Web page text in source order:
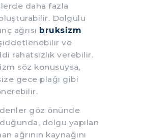
daha fazla
oluşturabilir. Dolgulu
ağrısı bruksizm
ve
rahatsızlık verebilir.
söz konusuysa,
gece plağı gibi
göz önünde
dolgu yapılan
ağrının kaynağını